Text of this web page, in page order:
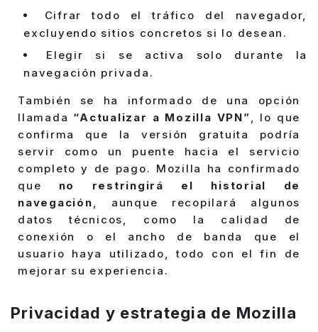
Cifrar todo el tráfico del navegador,
excluyendo sitios concretos si lo desean.
Elegir si se activa solo durante la
navegación privada.
También se ha informado de una opción
llamada “Actualizar a Mozilla VPN” , lo que
confirma que la versión gratuita podría
servir como un puente hacia el servicio
completo y de pago. Mozilla ha confirmado
que no restringirá el historial de
navegación , aunque recopilará algunos
datos técnicos, como la calidad de
conexión o el ancho de banda que el
usuario haya utilizado, todo con el fin de
mejorar su experiencia.
Privacidad y estrategia de Mozilla